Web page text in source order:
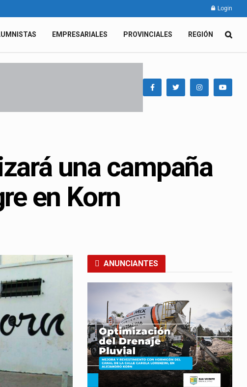
Login
EMPRESARIALES PROVINCIALES REGIÓN
una campaña
en Korn
ANUNCIANTES